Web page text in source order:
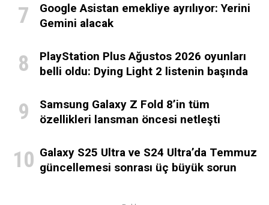
Google Asistan emekliye ayrılıyor: Yerini
Gemini alacak
PlayStation Plus Ağustos 2026 oyunları
belli oldu: Dying Light 2 listenin başında
Samsung Galaxy Z Fold 8’in tüm
özellikleri lansman öncesi netleşti
Galaxy S25 Ultra ve S24 Ultra’da Temmuz
güncellemesi sonrası üç büyük sorun